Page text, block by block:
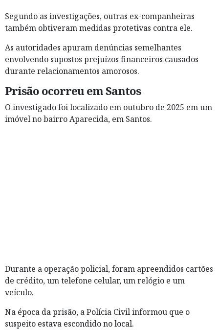
Segundo as investigações, outras ex-companheiras
também obtiveram medidas protetivas contra ele.
As autoridades apuram denúncias semelhantes
envolvendo supostos prejuízos financeiros causados
durante relacionamentos amorosos.
Prisão ocorreu em Santos
O investigado foi localizado em outubro de 2025 em um
imóvel no bairro Aparecida, em Santos.
Durante a operação policial, foram apreendidos cartões
de crédito, um telefone celular, um relógio e um
veículo.
Na época da prisão, a Polícia Civil informou que o
suspeito estava escondido no local.